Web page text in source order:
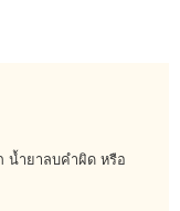
น้ำยาลบคำผิด หรือ